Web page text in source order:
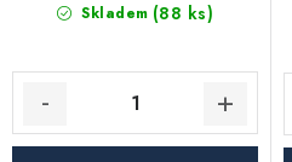
Skladem (88 ks)